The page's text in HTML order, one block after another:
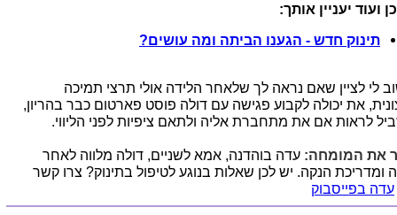
ועוד יעניין אותך:
תינוק חדש - הגענו הביתה ומה עושים?
לי לציין שאם נראה לך שלאחר הלידה אולי תרצי תמיכה
את יכולה לקבוע פגישה עם דולה פוסט פארטום כבר בהריון,
לראות אם את מתחברת אליה ולתאם ציפיות לפני הליווי.
את המומחה: עדה בוהדנה, אמא לשניים, דולה מלווה לאחר
ומדריכת הנקה. יש לכן שאלות בנוגע לטיפול בתינוק? צרו קשר
עדה בפייסבוק